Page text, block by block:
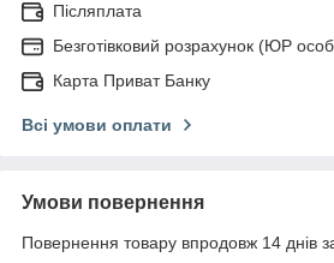
Післяплата
Безготівковий розрахунок (ЮР
Карта Приват Банку
Всі умови оплати
Умови повернення
Повернення товару впродовж 14 днів